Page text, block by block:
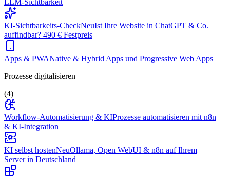
KI-Sichtbarkeits-CheckNeuIst Ihre Website in ChatGPT & Co.
auffindbar? 490 € Festpreis
Apps & PWANative & Hybrid Apps und Progressive Web Apps
Prozesse digitalisieren
(4)
Workflow-Automatisierung & KIProzesse automatisieren mit n8n
& KI-Integration
KI selbst hostenNeuOllama, Open WebUI & n8n auf Ihrem
Server in Deutschland